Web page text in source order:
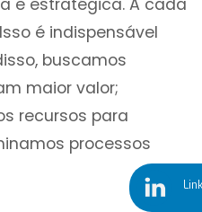
e estratégica. A cada
é indispensável
buscamos
maior valor;
recursos para
processos